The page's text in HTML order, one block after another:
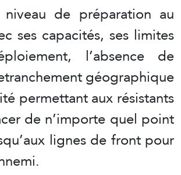
de préparation au
ses capacités, ses limites
l’absence de
géographique
permettant aux résistants
de n’importe quel point
lignes de front pour